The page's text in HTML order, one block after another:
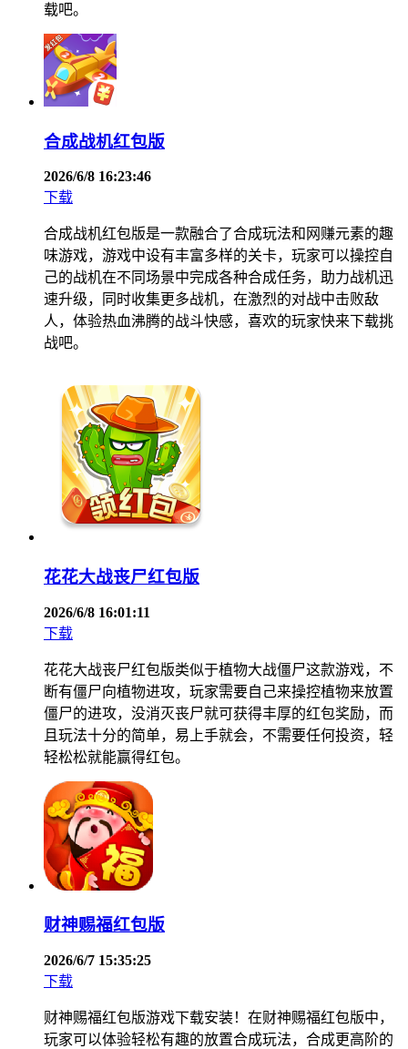
载吧。
合成战机红包版
2026/6/8 16:23:46
下载
合成战机红包版是一款融合了合成玩法和网赚元素的趣
味游戏，游戏中设有丰富多样的关卡，玩家可以操控自
己的战机在不同场景中完成各种合成任务，助力战机迅
速升级，同时收集更多战机，在激烈的对战中击败敌
人，体验热血沸腾的战斗快感，喜欢的玩家快来下载挑
战吧。
花花大战丧尸红包版
2026/6/8 16:01:11
下载
花花大战丧尸红包版类似于植物大战僵尸这款游戏，不
断有僵尸向植物进攻，玩家需要自己来操控植物来放置
僵尸的进攻，没消灭丧尸就可获得丰厚的红包奖励，而
且玩法十分的简单，易上手就会，不需要任何投资，轻
轻松松就能赢得红包。
财神赐福红包版
2026/6/7 15:35:25
下载
财神赐福红包版游戏下载安装！在财神赐福红包版中，
玩家可以体验轻松有趣的放置合成玩法，合成更高阶的